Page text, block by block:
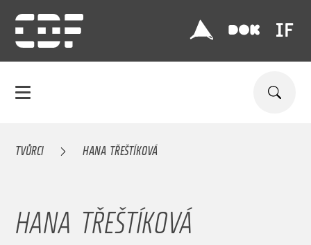
TVŮRCI HANA TŘEŠTÍKOVÁ
HANA TŘEŠTÍKOVÁ